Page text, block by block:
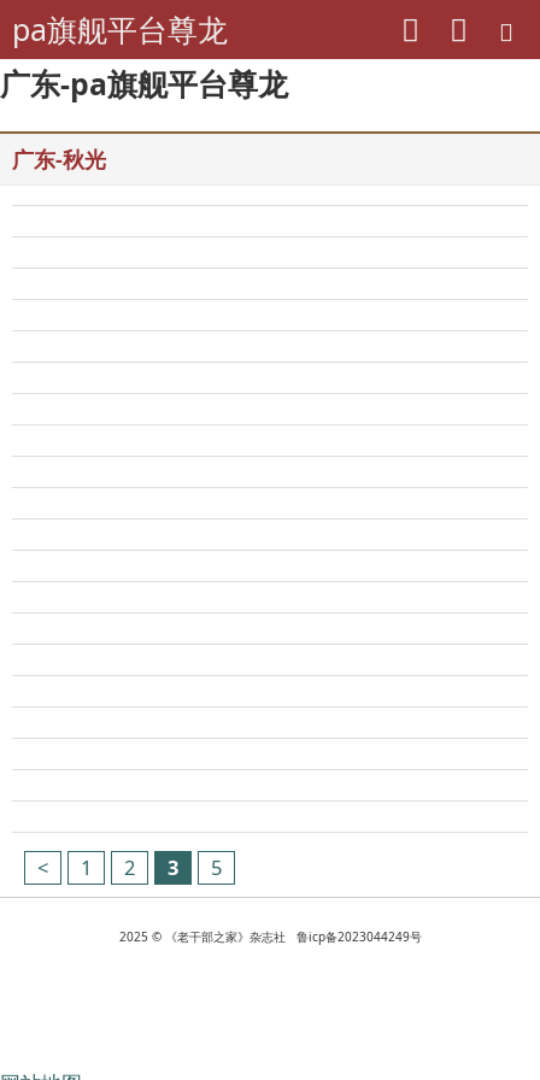
广东-pa旗舰平台尊龙
pa旗舰平台尊龙
广东-秋光
< 1 2 3 5
2025 © 《老干部之家》杂志社 鲁icp备2023044249号